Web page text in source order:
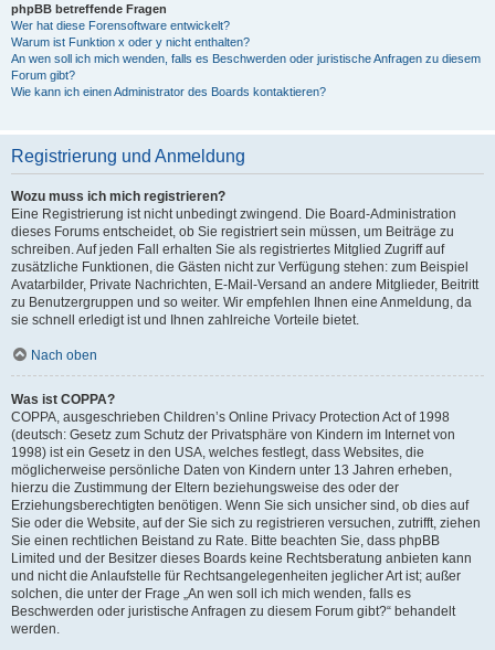
phpBB betreffende Fragen
Wer hat diese Forensoftware entwickelt?
Warum ist Funktion x oder y nicht enthalten?
An wen soll ich mich wenden, falls es Beschwerden oder juristische Anfragen zu diesem
Forum gibt?
Wie kann ich einen Administrator des Boards kontaktieren?
Registrierung und Anmeldung
Wozu muss ich mich registrieren?
Eine Registrierung ist nicht unbedingt zwingend. Die Board-Administration
dieses Forums entscheidet, ob Sie registriert sein müssen, um Beiträge zu
schreiben. Auf jeden Fall erhalten Sie als registriertes Mitglied Zugriff auf
zusätzliche Funktionen, die Gästen nicht zur Verfügung stehen: zum Beispiel
Avatarbilder, Private Nachrichten, E-Mail-Versand an andere Mitglieder, Beitritt
zu Benutzergruppen und so weiter. Wir empfehlen Ihnen eine Anmeldung, da
sie schnell erledigt ist und Ihnen zahlreiche Vorteile bietet.
Nach oben
Was ist COPPA?
COPPA, ausgeschrieben Children’s Online Privacy Protection Act of 1998
(deutsch: Gesetz zum Schutz der Privatsphäre von Kindern im Internet von
1998) ist ein Gesetz in den USA, welches festlegt, dass Websites, die
möglicherweise persönliche Daten von Kindern unter 13 Jahren erheben,
hierzu die Zustimmung der Eltern beziehungsweise des oder der
Erziehungsberechtigten benötigen. Wenn Sie sich unsicher sind, ob dies auf
Sie oder die Website, auf der Sie sich zu registrieren versuchen, zutrifft, ziehen
Sie einen rechtlichen Beistand zu Rate. Bitte beachten Sie, dass phpBB
Limited und der Besitzer dieses Boards keine Rechtsberatung anbieten kann
und nicht die Anlaufstelle für Rechtsangelegenheiten jeglicher Art ist; außer
solchen, die unter der Frage „An wen soll ich mich wenden, falls es
Beschwerden oder juristische Anfragen zu diesem Forum gibt?“ behandelt
werden.